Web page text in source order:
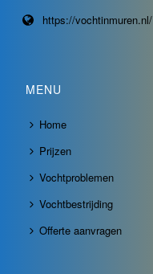
https://vochtinmuren.nl/
MENU
Home
Prijzen
Vochtproblemen
Vochtbestrijding
Offerte aanvragen